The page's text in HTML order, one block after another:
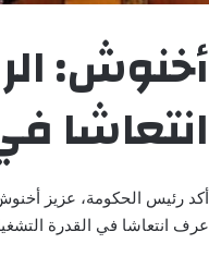
انتعاشا
عرف انتعاشا في القدرة